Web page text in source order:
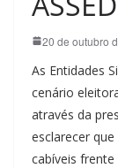
20 de outubro
As Entidades
cenário
através da
esclarecer
cabíveis